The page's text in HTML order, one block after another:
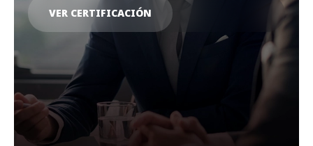
VER CERTIFICACIÓN